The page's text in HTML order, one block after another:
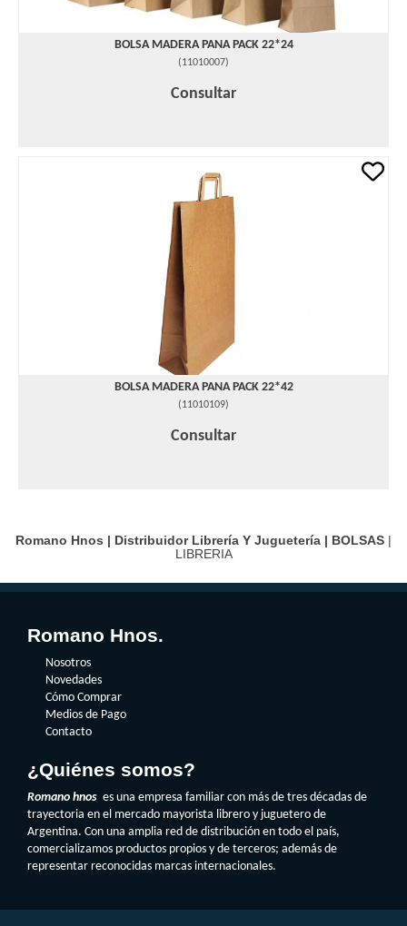
BOLSA MADERA PANA PACK 22*24
(11010007)
Consultar
BOLSA MADERA PANA PACK 22*42
(11010109)
Consultar
Romano Hnos | Distribuidor Librería Y Juguetería | BOLSAS |
LIBRERIA
Romano Hnos.
Nosotros
Novedades
Cómo Comprar
Medios de Pago
Contacto
¿Quiénes somos?
Romano hnos es una empresa familiar con más de tres décadas de
trayectoria en el mercado mayorista librero y juguetero de
Argentina. Con una amplia red de distribución en todo el país,
comercializamos productos propios y de terceros; además de
representar reconocidas marcas internacionales.